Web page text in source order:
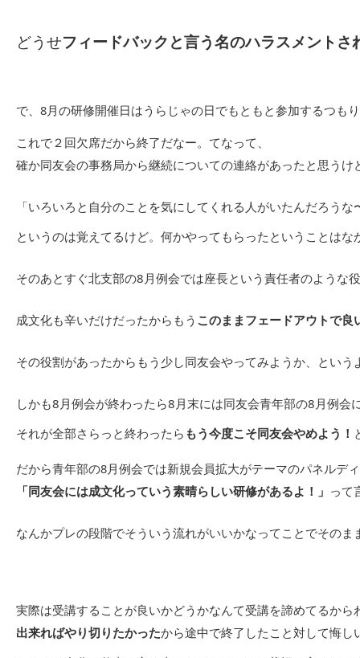
どうせフィードバックと言う名のハラスメントさ
で、8月の研修開催日はうらじゃの日でもともと参加するつも
これで２回欠席だから終了だなー。てなって、
確か同友会の事務局から継続についての連絡があったと思うけ
「いろいろと自分のことを気にしてくれる人がいたんだろうな
というのは覚えてるけど。何かやってもらったということはな
そのあとすぐ北支部の8月例会では座長という責任者のような
成文化も辛いだけだったからもう このままフェードアウトで良
その役割があったからもう少し同友会やってみようか、とい
しかも8月例会が終わったら8月末には同友会青年部の8月例会
それが全部さらっと終わったら もう今度こそ同友会やめよう！
だから青年部の8月例会では新規会員拡大がテーマのパネルデ
「同友会には成文化っていう素晴らしい研修があるよ！」 って
なんかプレの段階でそういう流れがいいかなってことでそのま
実際は受講することが良いかどうかなんて受講を諦めてるから
出来ればやり切りたかったから途中で終了したこと対して悔し